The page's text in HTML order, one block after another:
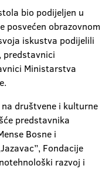
bio podijeljen u
posvećen obrazovnom
iskustva podijelili
predstavnici
Ministarstva
društvene i kulturne
predstavnika
Bosne i
Fondacije
razvoj i